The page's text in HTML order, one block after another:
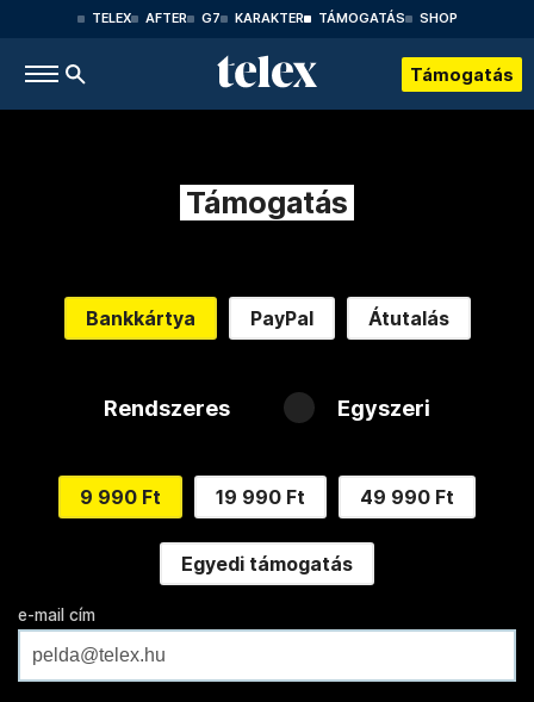
TELEX AFTER G7 KARAKTER TÁMOGATÁS SHOP
Támogatás
Támogatás
Bankkártya PayPal Átutalás
Rendszeres Egyszeri
9 990 Ft 19 990 Ft 49 990 Ft
Egyedi támogatás
e-mail cím